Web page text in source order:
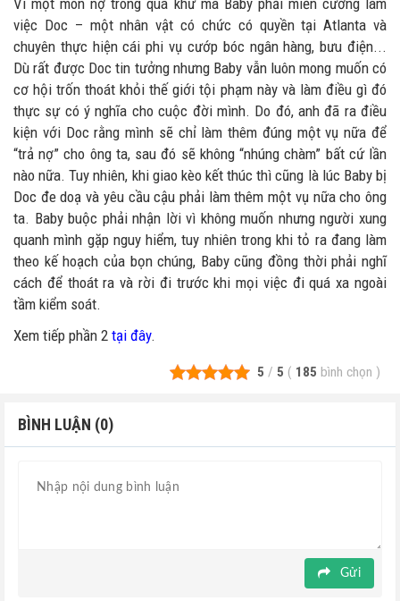
Vì một món nợ trong quá khứ mà Baby phải miễn cưỡng làm
việc Doc – một nhân vật có chức có quyền tại Atlanta và
chuyên thực hiện cái phi vụ cướp bóc ngân hàng, bưu điện...
Dù rất được Doc tin tưởng nhưng Baby vẫn luôn mong muốn có
cơ hội trốn thoát khỏi thế giới tội phạm này và làm điều gì đó
thực sự có ý nghĩa cho cuộc đời mình. Do đó, anh đã ra điều
kiện với Doc rằng mình sẽ chỉ làm thêm đúng một vụ nữa để
“trả nợ” cho ông ta, sau đó sẽ không “nhúng chàm” bất cứ lần
nào nữa. Tuy nhiên, khi giao kèo kết thúc thì cũng là lúc Baby bị
Doc đe doạ và yêu cầu cậu phải làm thêm một vụ nữa cho ông
ta. Baby buộc phải nhận lời vì không muốn nhưng người xung
quanh mình gặp nguy hiểm, tuy nhiên trong khi tỏ ra đang làm
theo kế hoạch của bọn chúng, Baby cũng đồng thời phải nghĩ
cách để thoát ra và rời đi trước khi mọi việc đi quá xa ngoài
tầm kiểm soát.
Xem tiếp phần 2 tại đây.
5 / 5 ( 185 bình chọn )
BÌNH LUẬN (0)
Gửi